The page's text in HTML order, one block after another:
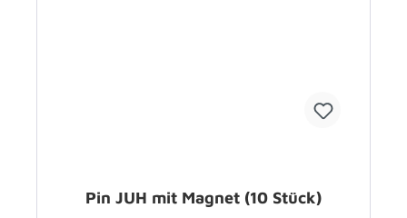
Pin JUH mit Magnet (10 Stück)